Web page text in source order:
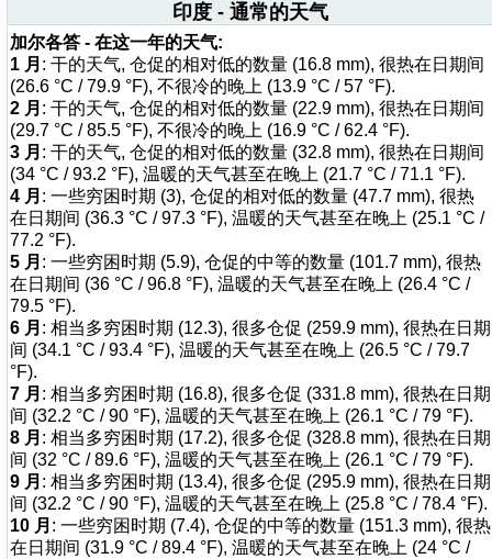
印度 - 通常的天气
加尔各答 - 在这一年的天气:
1 月 : 干的天气, 仓促的相对低的数量 (16.8 mm), 很热在日期间
(26.6 °C / 79.9 °F), 不很冷的晚上 (13.9 °C / 57 °F).
2 月 : 干的天气, 仓促的相对低的数量 (22.9 mm), 很热在日期间
(29.7 °C / 85.5 °F), 不很冷的晚上 (16.9 °C / 62.4 °F).
3 月 : 干的天气, 仓促的相对低的数量 (32.8 mm), 很热在日期间
(34 °C / 93.2 °F), 温暖的天气甚至在晚上 (21.7 °C / 71.1 °F).
4 月 : 一些穷困时期 (3), 仓促的相对低的数量 (47.7 mm), 很热
在日期间 (36.3 °C / 97.3 °F), 温暖的天气甚至在晚上 (25.1 °C /
77.2 °F).
5 月 : 一些穷困时期 (5.9), 仓促的中等的数量 (101.7 mm), 很热
在日期间 (36 °C / 96.8 °F), 温暖的天气甚至在晚上 (26.4 °C /
79.5 °F).
6 月 : 相当多穷困时期 (12.3), 很多仓促 (259.9 mm), 很热在日期
间 (34.1 °C / 93.4 °F), 温暖的天气甚至在晚上 (26.5 °C / 79.7
°F).
7 月 : 相当多穷困时期 (16.8), 很多仓促 (331.8 mm), 很热在日期
间 (32.2 °C / 90 °F), 温暖的天气甚至在晚上 (26.1 °C / 79 °F).
8 月 : 相当多穷困时期 (17.2), 很多仓促 (328.8 mm), 很热在日期
间 (32 °C / 89.6 °F), 温暖的天气甚至在晚上 (26.1 °C / 79 °F).
9 月 : 相当多穷困时期 (13.4), 很多仓促 (295.9 mm), 很热在日期
间 (32.2 °C / 90 °F), 温暖的天气甚至在晚上 (25.8 °C / 78.4 °F).
10 月 : 一些穷困时期 (7.4), 仓促的中等的数量 (151.3 mm), 很热
在日期间 (31.9 °C / 89.4 °F), 温暖的天气甚至在晚上 (24 °C /